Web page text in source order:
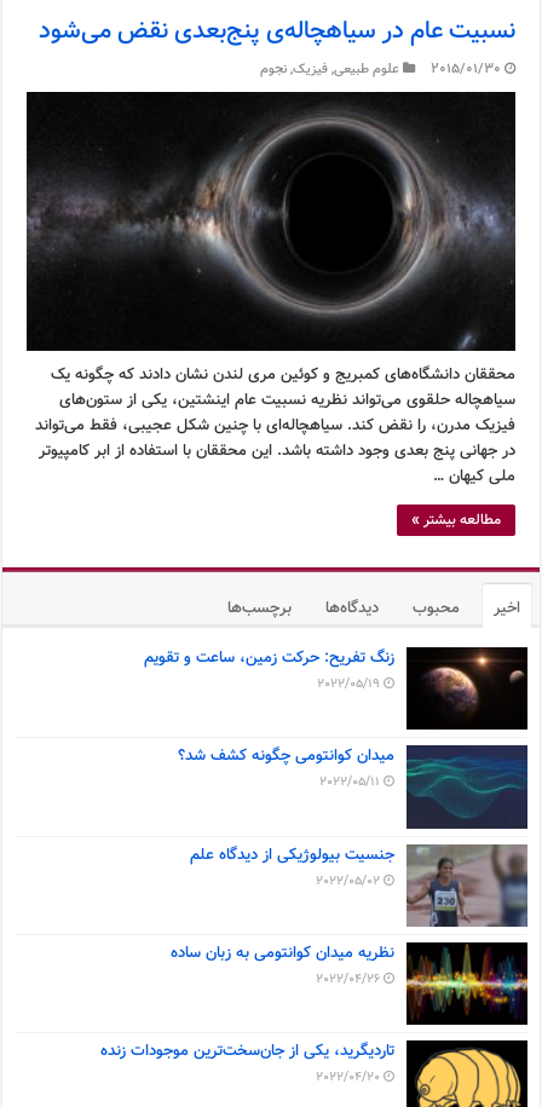
نسبیت عام در سیاهچاله‌ی پنج‌بعدی نقض می‌شود
2015/01/30 علوم طبیعی,فیزیک,نجوم
محققان دانشگاه‌های کمبریج و کوئین مری لندن نشان دادند که چگونه یک
سیاهچاله حلقوی می‌تواند نظریه نسبیت عام اینشتین، یکی از ستون‌های
فیزیک مدرن، را نقض کند. سیاهچاله‌ای با چنین شکل عجیبی، فقط می‌تواند
در جهانی پنج بعدی وجود داشته باشد. این محققان با استفاده از ابر کامپیوتر
ملی کیهان …
مطالعه بیشتر »
اخیر محبوب دیدگاه‌ها برچسب‌ها
زنگ تفریح: حرکت زمین، ساعت و تقویم
2022/05/19
میدان کوانتومی چگونه کشف شد؟
2022/05/11
جنسیت بیولوژیکی از دیدگاه علم
2022/05/02
نظریه میدان کوانتومی به زبان ساده
2022/04/26
تاردیگرید، یکی از جان‌سخت‌ترین موجودات زنده
2022/04/20